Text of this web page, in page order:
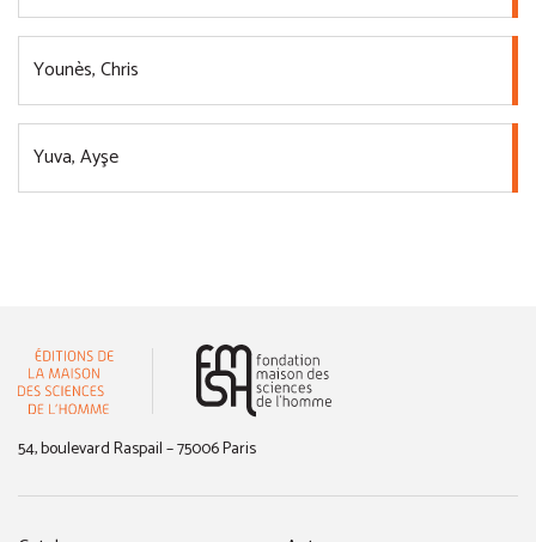
Younès, Chris
Yuva, Ayşe
54, boulevard Raspail – 75006 Paris